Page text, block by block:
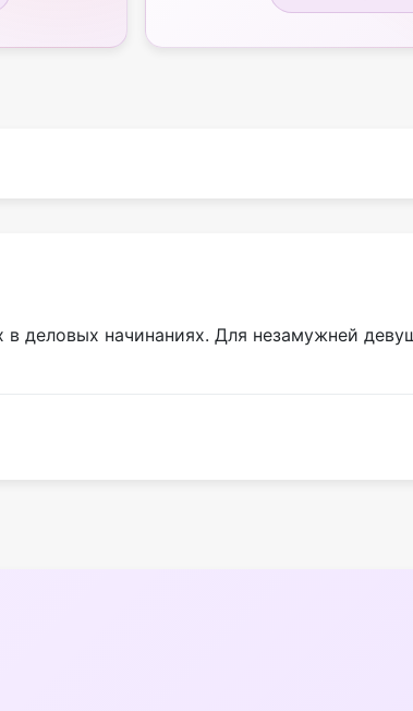
деловых начинаниях. Для незамужней